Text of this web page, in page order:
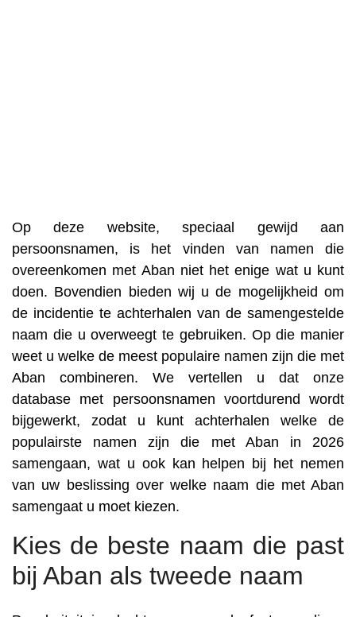
Op deze website, speciaal gewijd aan
persoonsnamen, is het vinden van namen die
overeenkomen met Aban niet het enige wat u kunt
doen. Bovendien bieden wij u de mogelijkheid om
de incidentie te achterhalen van de samengestelde
naam die u overweegt te gebruiken. Op die manier
weet u welke de meest populaire namen zijn die met
Aban combineren. We vertellen u dat onze
database met persoonsnamen voortdurend wordt
bijgewerkt, zodat u kunt achterhalen welke de
populairste namen zijn die met Aban in 2026
samengaan, wat u ook kan helpen bij het nemen
van uw beslissing over welke naam die met Aban
samengaat u moet kiezen.
Kies de beste naam die past
bij Aban als tweede naam